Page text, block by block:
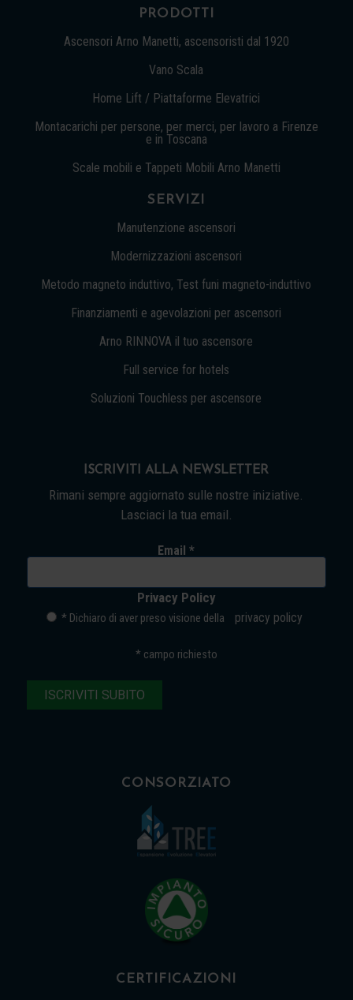
PRODOTTI
Ascensori Arno Manetti, ascensoristi dal 1920
Vano Scala
Home Lift / Piattaforme Elevatrici
Montacarichi per persone, per merci, per lavoro a Firenze
e in Toscana
Scale mobili e Tappeti Mobili Arno Manetti
SERVIZI
Manutenzione ascensori
Modernizzazioni ascensori
Metodo magneto induttivo, Test funi magneto-induttivo
Finanziamenti e agevolazioni per ascensori
Arno RINNOVA il tuo ascensore
Full service for hotels
Soluzioni Touchless per ascensore
ISCRIVITI ALLA NEWSLETTER
Rimani sempre aggiornato sulle nostre iniziative.
Lasciaci la tua email.
Email *
Privacy Policy
* Dichiaro di aver preso visione della privacy policy
* campo richiesto
CONSORZIATO
CERTIFICAZIONI